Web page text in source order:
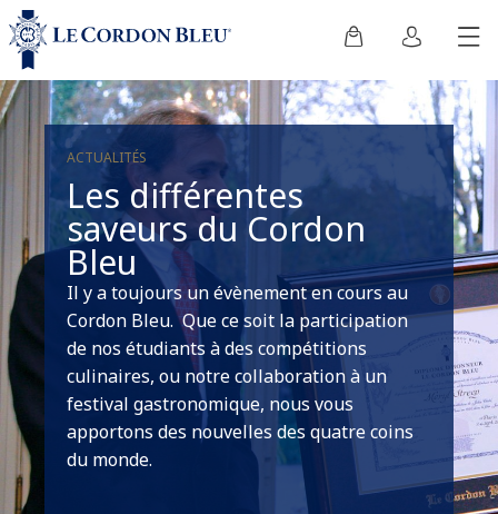
ACTUALITÉS
Les différentes
saveurs du Cordon
Bleu
Il y a toujours un évènement en cours au
Cordon Bleu. Que ce soit la participation
de nos étudiants à des compétitions
culinaires, ou notre collaboration à un
festival gastronomique, nous vous
apportons des nouvelles des quatre coins
du monde.